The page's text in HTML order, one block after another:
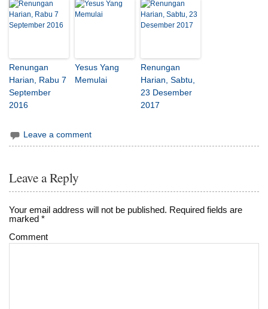
Renungan
Harian, Rabu 7
September
2016
Yesus Yang
Memulai
Renungan
Harian, Sabtu,
23 Desember
2017
Leave a comment
Leave a Reply
Your email address will not be published. Required fields are
marked*
Comment